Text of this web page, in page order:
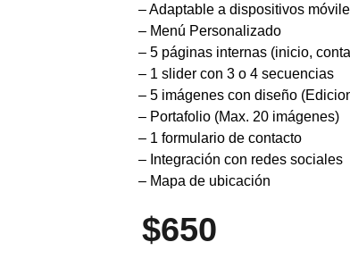
– Adaptable a dispositivos
– Menú Personalizado
– 5 páginas internas (inicio,
– 1 slider con 3 o 4 secuencias
– 5 imágenes con diseño
– Portafolio (Max. 20 imágenes)
– 1 formulario de contacto
– Integración con redes sociales
– Mapa de ubicación
$650